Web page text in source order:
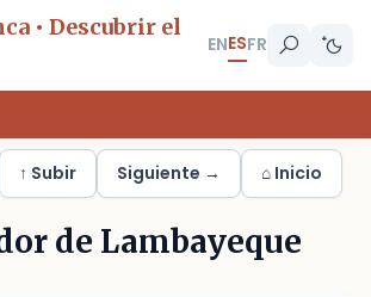
• Descubrir el
ENESFR
↑ Subir Siguiente → ⌂ Inicio
de Lambayeque